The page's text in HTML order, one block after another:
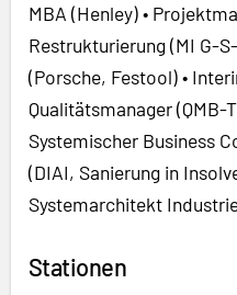
MBA (Henley) •
Restrukturierung (MI G-
(Porsche, Festool) •
Qualitätsmanager (QMB-
Systemischer Business
(DIAI, Sanierung in
Systemarchitekt
Stationen